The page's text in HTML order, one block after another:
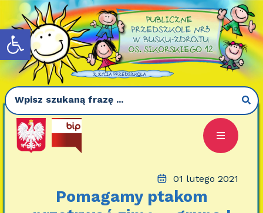
Otwórz pasek narzędzi
01 lutego 2021
Pomagamy ptakom